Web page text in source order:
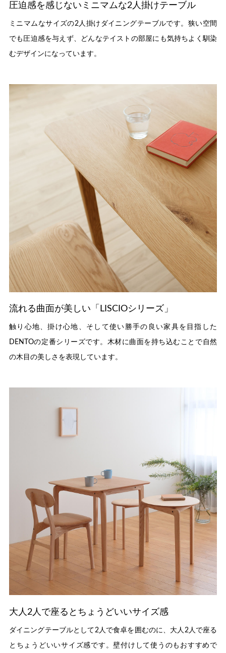
圧迫感を感じないミニマムな2人掛けテーブル
ミニマムなサイズの2人掛けダイニングテーブルです。狭い空間
でも圧迫感を与えず、どんなテイストの部屋にも気持ちよく馴染
むデザインになっています。
流れる曲面が美しい「LISCIOシリーズ」
触り心地、掛け心地、そして使い勝手の良い家具を目指した
DENTOの定番シリーズです。木材に曲面を持ち込むことで自然
の木目の美しさを表現しています。
大人2人で座るとちょうどいいサイズ感
ダイニングテーブルとして2人で食卓を囲むのに、大人2人で座る
とちょうどいいサイズ感です。壁付けして使うのもおすすめで